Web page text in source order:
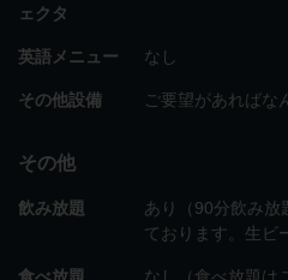
ェクタ
英語メニュー なし
その他設備 ご要望があればな
その他
飲み放題
あり（90分飲み放
ております。生ビ